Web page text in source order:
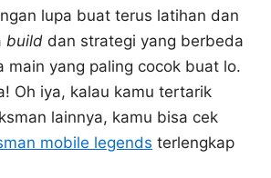
lupa buat terus latihan dan
build dan strategi yang berbeda
main yang paling cocok buat lo.
Oh iya, kalau kamu tertarik
lainnya, kamu bisa cek
mobile legends terlengkap